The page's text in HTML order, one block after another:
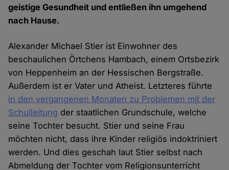
geistige Gesundheit und entließen ihn umgehend
nach Hause.
Alexander Michael Stier ist Einwohner des
beschaulichen Örtchens Hambach, einem Ortsbezirk
von Heppenheim an der Hessischen Bergstraße.
Außerdem ist er Vater und Atheist. Letzteres führte
in den vergangenen Monaten zu Problemen mit der
Schulleitung der staatlichen Grundschule, welche
seine Tochter besucht. Stier und seine Frau
möchten nicht, dass ihre Kinder religiös indoktriniert
werden. Und dies geschah laut Stier selbst nach
Abmeldung der Tochter vom Religionsunterricht